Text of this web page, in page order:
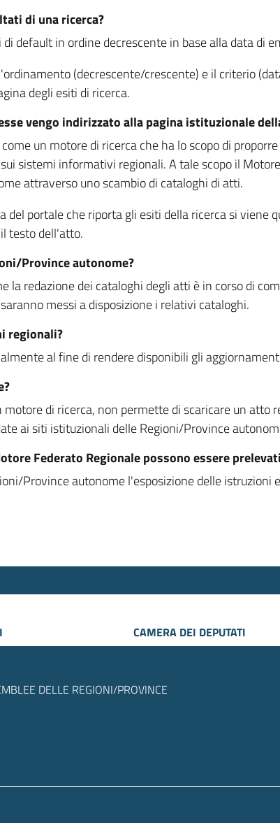
di una ricerca?
default in ordine decrescente in base alla data di
(decrescente/crescente) e il criterio
degli esiti di ricerca.
vengo indirizzato alla pagina istituzionale
un motore di ricerca che ha lo scopo di
sistemi informativi regionali. A tale scopo il
attraverso uno scambio di cataloghi di atti.
del portale che riporta gli esiti della ricerca si viene
testo dell'atto.
Province autonome?
la redazione dei cataloghi degli atti è in corso di
messi a disposizione i relativi cataloghi.
regionali?
al fine di rendere disponibili gli
di ricerca, non permette di scaricare un
ai siti istituzionali delle Regioni/Province
Federato Regionale possono essere
Province autonome l'esposizione delle
CAMERA DEI DEPUTATI
DELLE REGIONI/PROVINCE